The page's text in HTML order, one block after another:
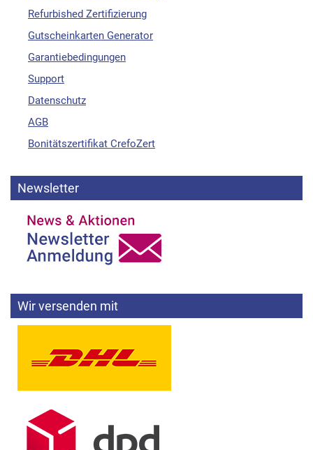
Refurbished Zertifizierung
Gutscheinkarten Generator
Garantiebedingungen
Support
Datenschutz
AGB
Bonitätszertifikat CrefoZert
Newsletter
Wir versenden mit